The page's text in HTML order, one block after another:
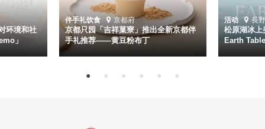
环境和社
」
伴手礼饮食 京都府
京都只园「吉祥菓寮」推出全新京都伴
手礼推荐——黄豆粉布丁
活动 長
松原湖冰
Earth